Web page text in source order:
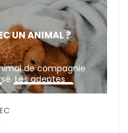
UN ANIMAL ?
de compagnie
Les adeptes
de leur compagnon à
Pinterest